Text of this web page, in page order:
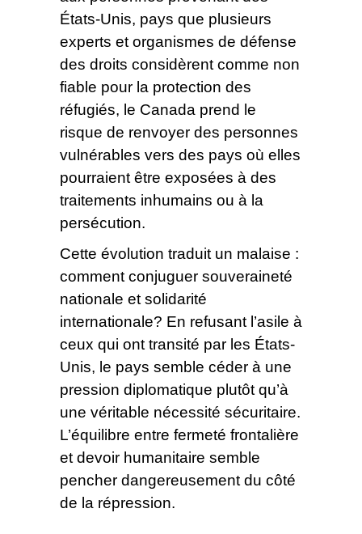
États-Unis, pays que plusieurs
experts et organismes de défense
des droits considèrent comme non
fiable pour la protection des
réfugiés, le Canada prend le
risque de renvoyer des personnes
vulnérables vers des pays où elles
pourraient être exposées à des
traitements inhumains ou à la
persécution.
Cette évolution traduit un malaise :
comment conjuguer souveraineté
nationale et solidarité
internationale? En refusant l’asile à
ceux qui ont transité par les États-
Unis, le pays semble céder à une
pression diplomatique plutôt qu’à
une véritable nécessité sécuritaire.
L’équilibre entre fermeté frontalière
et devoir humanitaire semble
pencher dangereusement du côté
de la répression.